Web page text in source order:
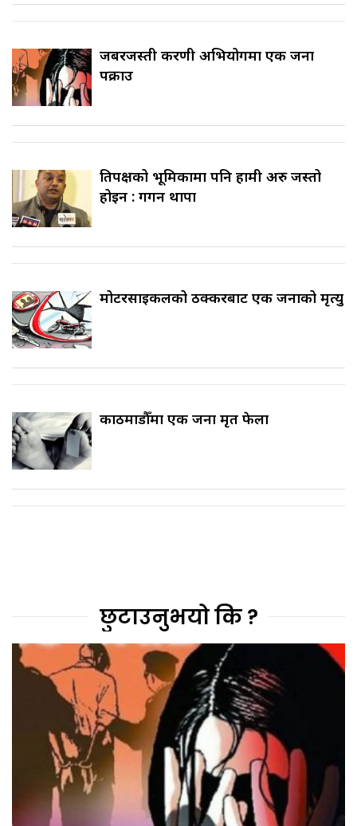
जबरजस्ती करणी अभियोगमा एक जना
पक्राउ
प्रतिपक्षको भूमिकामा पनि हामी अरु जस्तो
होइन : गगन थापा
मोटरसाइकलको ठक्करबाट एक जनाको मृत्यु
काठमाडौँमा एक जना मृत फेला
छुटाउनुभयो कि ?